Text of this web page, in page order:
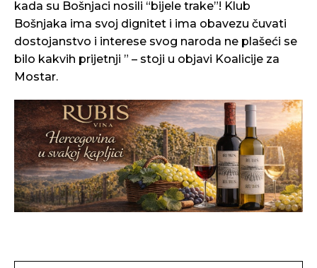
kada su Bošnjaci nosili “bijele trake”! Klub
Bošnjaka ima svoj dignitet i ima obavezu čuvati
dostojanstvo i interese svog naroda ne plašeći se
bilo kakvih prijetnji ” – stoji u objavi Koalicije za
Mostar.